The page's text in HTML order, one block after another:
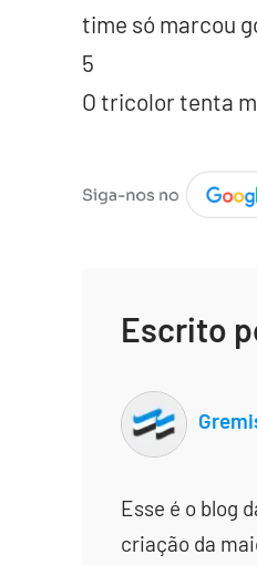
time só marcou
5
O tricolor tenta
Escrito
Esse é o blog
criação da